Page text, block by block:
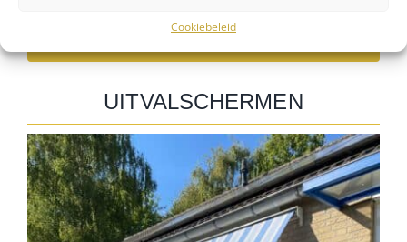
Cookiebeleid
Knikarmschermen
UITVALSCHERMEN